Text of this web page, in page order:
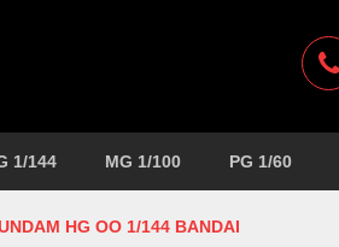
1/144 MG 1/100 PG 1/60
HG OO 1/144 BANDAI